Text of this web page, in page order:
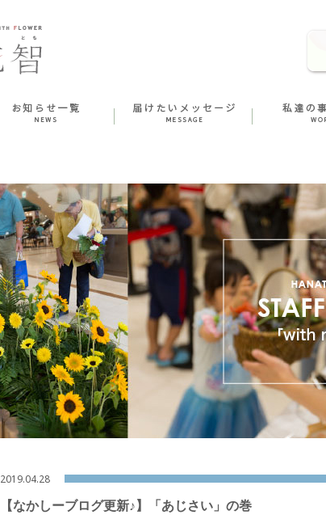
2019.04.28
【なかしーブログ更新♪】「あじさい」の巻